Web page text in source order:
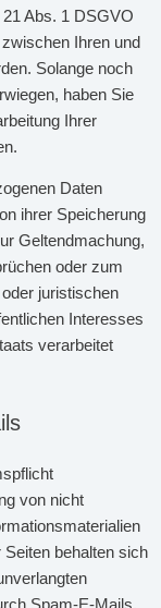
Abs. 1 DSGVO
Ihren und
Solange noch
haben Sie
Ihrer
Daten
ihrer Speicherung
Geltendmachung,
oder zum
juristischen
Interesses
verarbeitet
von nicht
behalten sich